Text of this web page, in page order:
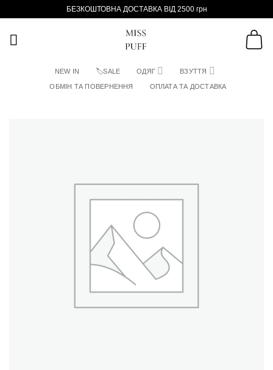
БЕЗКОШТОВНА ДОСТАВКА ВІД 2500 грн
NEW IN 🏷SALE ОДЯГ ВЗУТТЯ
ОБМІН ТА ПОВЕРНЕННЯ ОПЛАТА ТА ДОСТАВКА